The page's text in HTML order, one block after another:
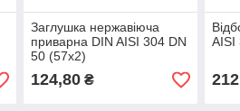
Заглушка нержавіюча
приварна DIN AISI 304 DN
50 (57x2)
124,80₴
AISI